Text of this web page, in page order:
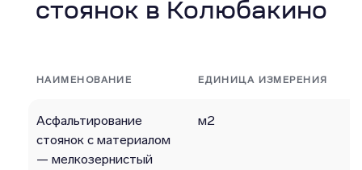
стоянок в Колюбакино
НАИМЕНОВАНИЕ ЕДИНИЦА ИЗМЕРЕНИЯ
Асфальтирование
стоянок с материалом
— мелкозернистый
м2